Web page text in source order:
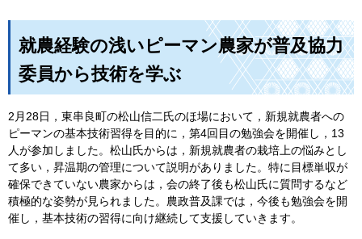
就農経験の浅いピーマン農家が普及協力
委員から技術を学ぶ
2月28日，東串良町の松山信二氏のほ場において，新規就農者への
ピーマンの基本技術習得を目的に，第4回目の勉強会を開催し，13
人が参加しました。松山氏からは，新規就農者の栽培上の悩みとし
て多い，昇温期の管理について説明がありました。特に目標単収が
確保できていない農家からは，会の終了後も松山氏に質問するなど
積極的な姿勢が見られました。農政普及課では，今後も勉強会を開
催し，基本技術の習得に向け継続して支援していきます。